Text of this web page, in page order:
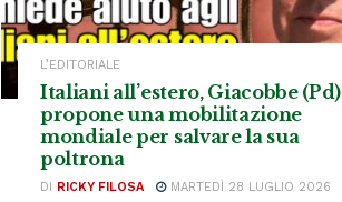
L’EDITORIALE
Italiani all’estero, Giacobbe (Pd)
propone una mobilitazione
mondiale per salvare la sua
poltrona
DI RICKY FILOSA MARTEDÌ 28 LUGLIO 2026